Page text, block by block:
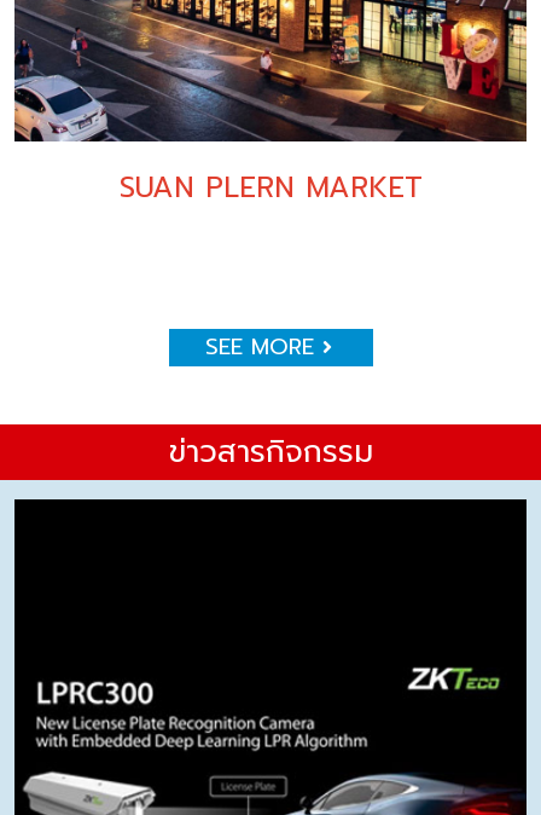
SUAN PLERN MARKET
SEE MORE
ข่าวสารกิจกรรม